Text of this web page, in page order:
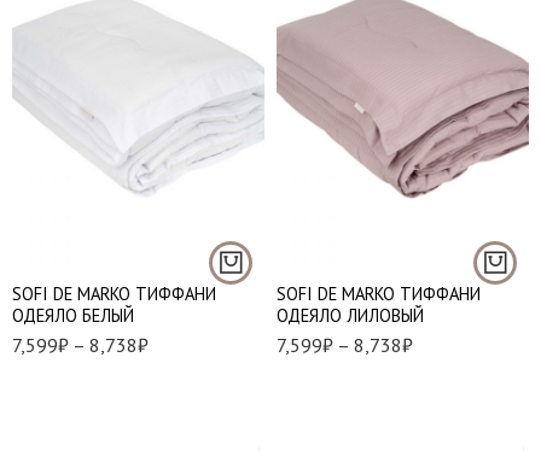
SOFI DE MARKO ТИФФАНИ
ОДЕЯЛО БЕЛЫЙ
7,599₽ – 8,738₽
1,5 (155*220 см.)
SOFI DE MARKO ТИФФАНИ
ОДЕЯЛО ЛИЛОВЫЙ
7,599₽ – 8,738₽
1,5 (155*220 см.)